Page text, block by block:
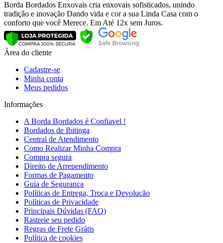
Borda Bordados Enxovais cria enxovais sofisticados, unindo
tradição e inovação Dando vida e cor a sua Linda Casa com o
conforto que você Merece. Em Até 12x sem Juros.
Área do cliente
Cadastre-se
Minha conta
Meus pedidos
Informações
A Borda Bordados é Confiavel !
Bordados de Ibitinga
Central de Atendimento
Como Realizar Minha Compra
Compra segura
Direito de Arrependimento
Formas de Pagamento
Guia de Segurança
Políticas de Entrega, Troca e Devolução
Políticas de Privacidade
Principais Dúvidas (FAQ)
Rastreie seu pedido
Regras de Frete Grátis
Política de cookies